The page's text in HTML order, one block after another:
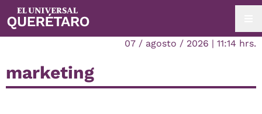
07 / agosto / 2026 | 11:14 hrs.
marketing